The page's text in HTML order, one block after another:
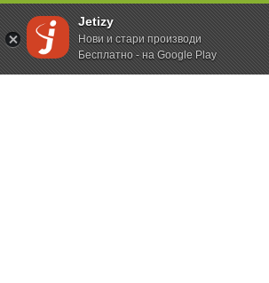
Jetizy
Нови и стари производи
Бесплатно - на Google Play